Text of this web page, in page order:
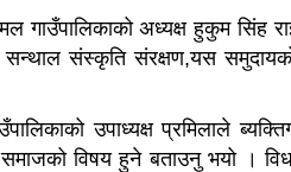
गाउँपालिकाको अध्यक्ष हुकुम सिंह
सन्थाल संस्कृति संरक्षण,यस
उपाध्यक्ष प्रमिलाले
विषय हुने बताउनु भयो ।